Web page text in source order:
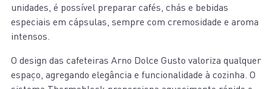
unidades, é possível preparar cafés, chás e bebidas
especiais em cápsulas, sempre com cremosidade e aroma
intensos.
O design das cafeteiras Arno Dolce Gusto valoriza qualquer
espaço, agregando elegância e funcionalidade à cozinha. O